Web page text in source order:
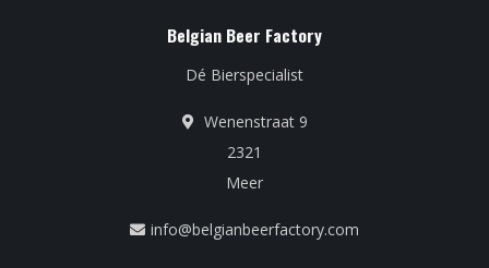
Belgian Beer Factory
Dé Bierspecialist
Wenenstraat 9
2321
Meer
info@belgianbeerfactory.com